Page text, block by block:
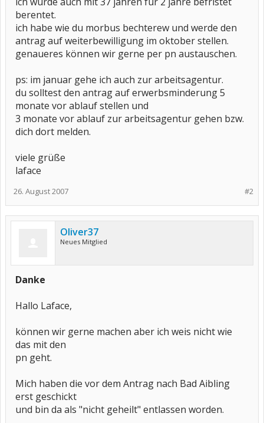
berentet.
ich habe wie du morbus bechterew und werde den
antrag auf weiterbewilligung im oktober stellen.
genaueres können wir gerne per pn austauschen.
ps: im januar gehe ich auch zur arbeitsagentur.
du solltest den antrag auf erwerbsminderung 5
monate vor ablauf stellen und
3 monate vor ablauf zur arbeitsagentur gehen bzw.
dich dort melden.
viele grüße
laface
#2
26. August 2007
Oliver37
Neues Mitglied
Danke
Hallo Laface,
können wir gerne machen aber ich weis nicht wie
das mit den
pn geht.
Mich haben die vor dem Antrag nach Bad Aibling
erst geschickt
und bin da als "nicht geheilt" entlassen worden.